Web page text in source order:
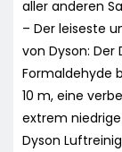
aller anderen
– Der leiseste
von Dyson: Der
Formaldehyde
10 m, eine
extrem
Dyson